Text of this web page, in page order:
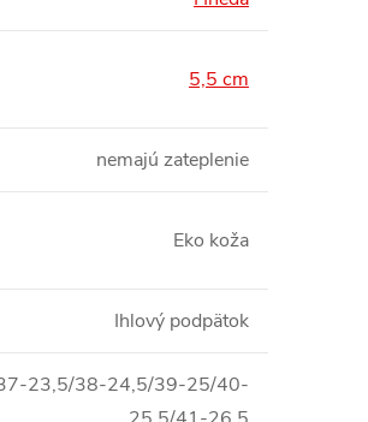
5,5 cm
nemajú zateplenie
Eko koža
Ihlový podpätok
23,5/38-24,5/39-25/40-